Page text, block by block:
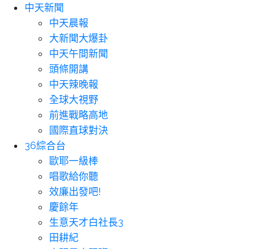
中天新聞
中天晨報
大新聞大爆卦
中天午間新聞
頭條開講
中天辣晚報
全球大視野
前進戰略高地
國際直球對決
36綜合台
歐耶一級棒
唱歌給你聽
效廉出發吧!
慶餘年
生意天才白社長3
田耕紀